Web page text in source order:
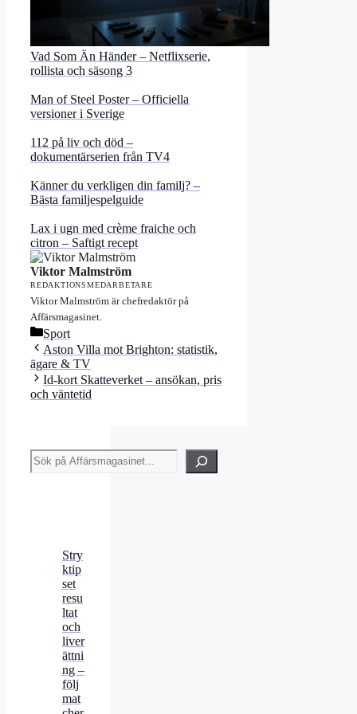
Vad Som Än Händer – Netflixserie,
rollista och säsong 3
Man of Steel Poster – Officiella
versioner i Sverige
112 på liv och död –
dokumentärserien från TV4
Känner du verkligen din familj? –
Bästa familjespelguide
Lax i ugn med crème fraiche och
citron – Saftigt recept
Viktor Malmström
REDAKTIONSMEDARBETARE
Viktor Malmström är chefredaktör på
Affärsmagasinet.
Kategorier
Sport
Aston Villa mot Brighton: statistik,
ägare & TV
Id-kort Skatteverket – ansökan, pris
och väntetid
Sök
Stry
ktip
set
resu
ltat
och
liver
ättni
ng –
följ
mat